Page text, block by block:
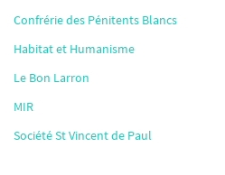
Confrérie des Pénitents Blancs
Habitat et Humanisme
Le Bon Larron
MIR
Société St Vincent de Paul